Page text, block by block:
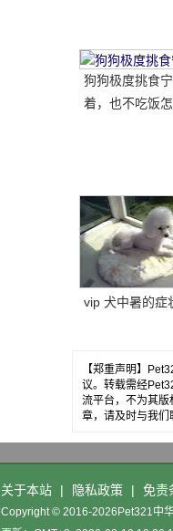
狗狗极度挑食
着，也不吃饭
vip 犬中暑的症
【郑重声明】
议。转载需经
流平台，不为其
章，请及时与我
关于本站 | 隐私政策 | 免责
Copyright © 2016-2026Pet321中